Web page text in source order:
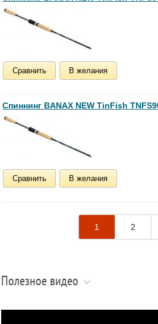
Сравнить В желания
Спиннинг BANAX NEW TinFish
Сравнить В желания
1 2
Полезное видео